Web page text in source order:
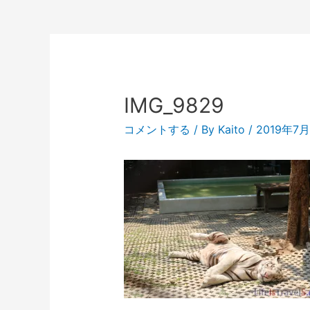
IMG_9829
コメントする / By Kaito / 2019年7